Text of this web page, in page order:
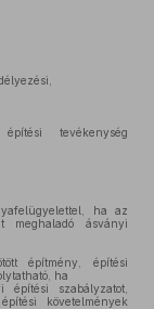
tevékenység
ha az
meghaladó ásványi
építmény, építési
ha
szabályzatot,
követelmények